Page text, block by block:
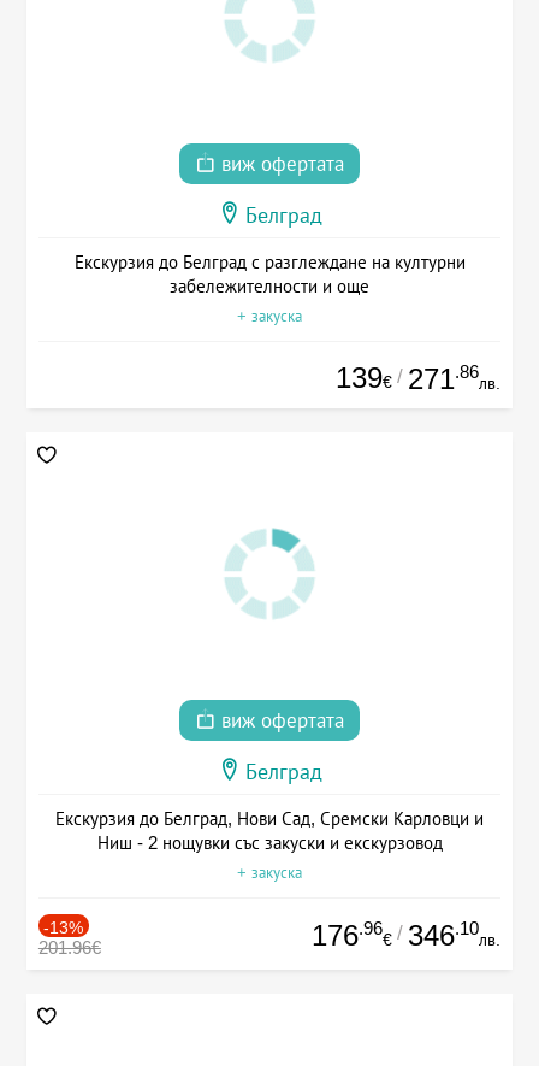
виж офертата
Белград
Екскурзия до Белград с разглеждане на културни
забележителности и още
+ закуска
139€ / 271.86
лв.
виж офертата
Белград
Екскурзия до Белград, Нови Сад, Сремски Карловци и
Ниш - 2 нощувки със закуски и екскурзовод
+ закуска
-13%
201.96€ 176.96
€ / 346.10
лв.